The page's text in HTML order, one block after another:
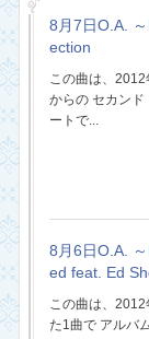
8月7日O.A.
ection
この曲は、2012
からの セカンド
ートで...
8月6日O.A.
ed feat. Ed
この曲は、
た1曲で アルバ